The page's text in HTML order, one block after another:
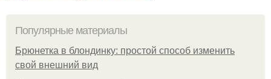
Популярные материалы
Брюнетка в блондинку: простой способ изменить
свой внешний вид